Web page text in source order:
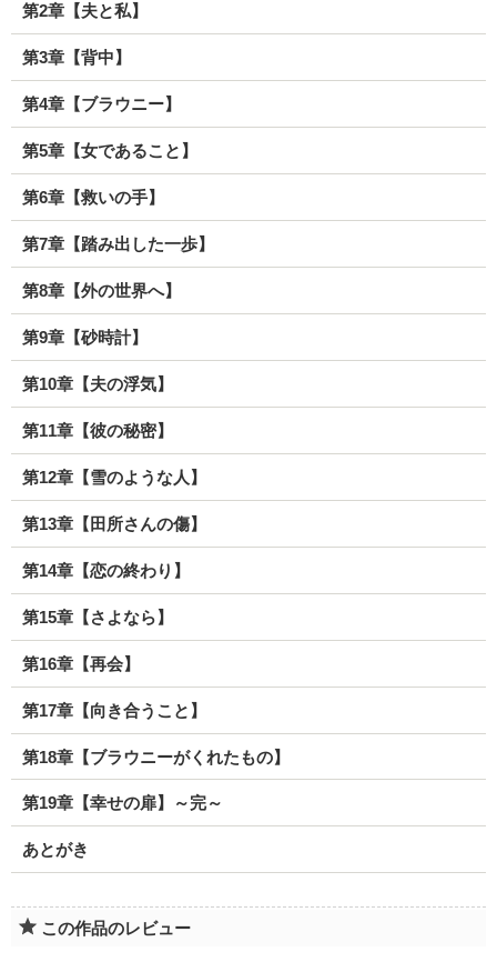
第2章【夫と私】
第3章【背中】
第4章【ブラウニー】
第5章【女であること】
第6章【救いの手】
第7章【踏み出した一歩】
第8章【外の世界へ】
第9章【砂時計】
第10章【夫の浮気】
第11章【彼の秘密】
第12章【雪のような人】
第13章【田所さんの傷】
第14章【恋の終わり】
第15章【さよなら】
第16章【再会】
第17章【向き合うこと】
第18章【ブラウニーがくれたもの】
第19章【幸せの扉】～完～
あとがき
この作品のレビュー